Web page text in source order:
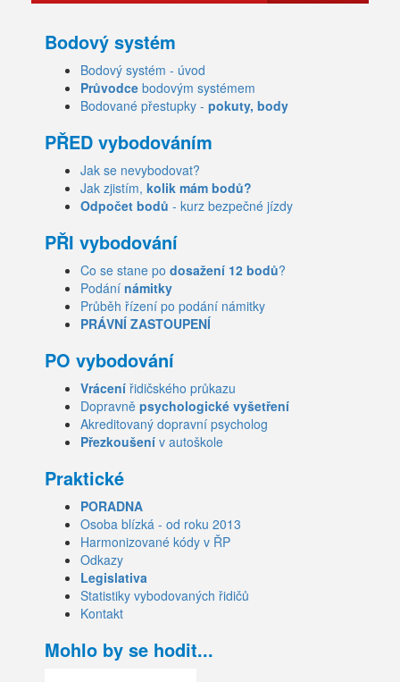
Bodový systém
Bodový systém - úvod
Průvodce bodovým systémem
Bodované přestupky - pokuty, body
PŘED vybodováním
Jak se nevybodovat?
Jak zjistím, kolik mám bodů?
Odpočet bodů - kurz bezpečné jízdy
PŘI vybodování
Co se stane po dosažení 12 bodů?
Podání námitky
Průběh řízení po podání námitky
PRÁVNÍ ZASTOUPENÍ
PO vybodování
Vrácení řidičského průkazu
Dopravně psychologické vyšetření
Akreditovaný dopravní psycholog
Přezkoušení v autoškole
Praktické
PORADNA
Osoba blízká - od roku 2013
Harmonizované kódy v ŘP
Odkazy
Legislativa
Statistiky vybodovaných řidičů
Kontakt
Mohlo by se hodit...